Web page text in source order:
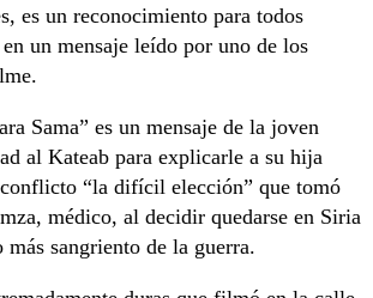
es un reconocimiento para todos
un mensaje leído por uno de los
Sama” es un mensaje de la joven
al Kateab para explicarle a su hija
“la difícil elección” que tomó
médico, al decidir quedarse en Siria
sangriento de la guerra.